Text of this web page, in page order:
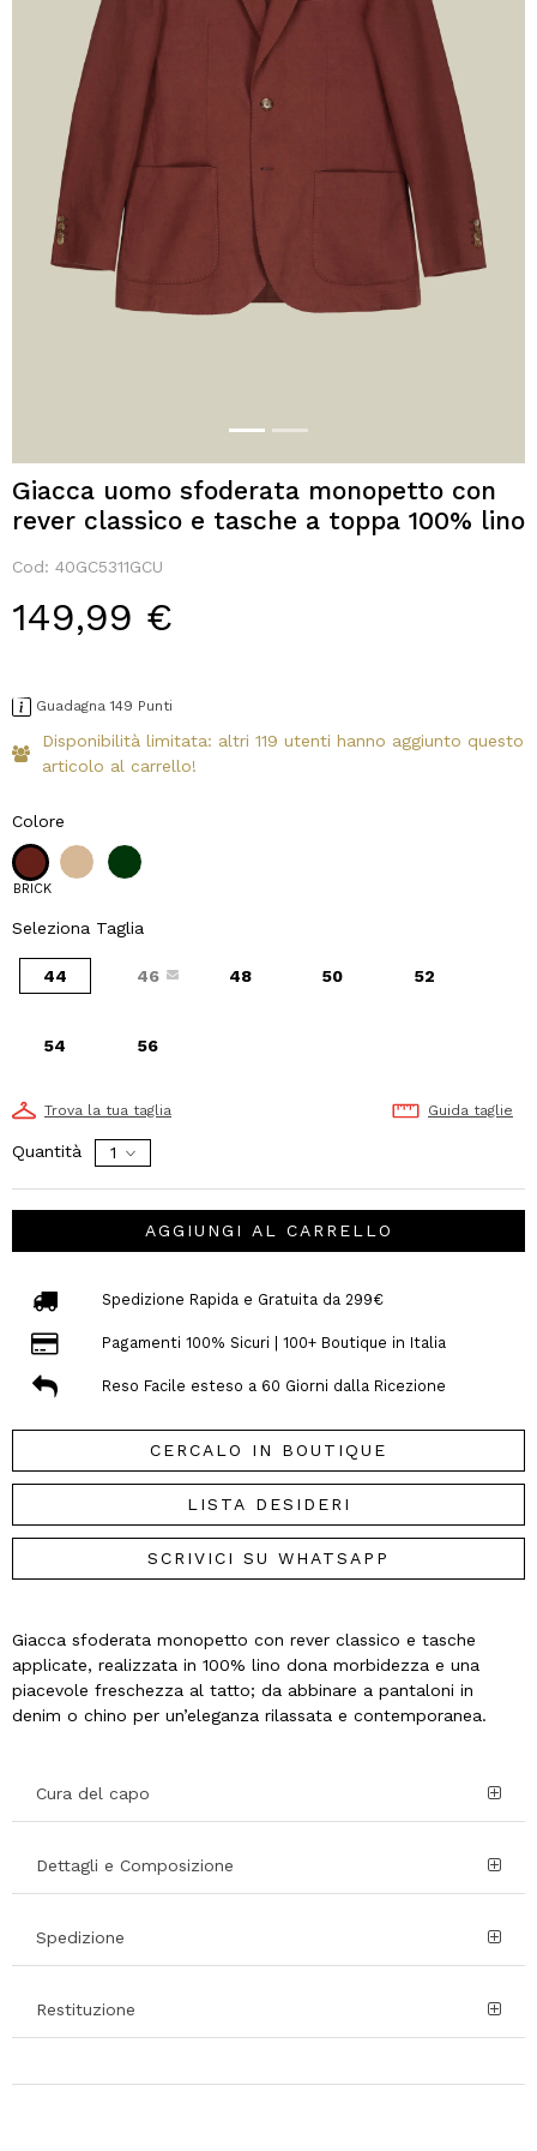
Giacca uomo sfoderata monopetto con
rever classico e tasche a toppa 100% lino
Cod: 40GC5311GCU
149,99 €
Guadagna 149 Punti
Disponibilità limitata: altri 119 utenti hanno aggiunto questo
articolo al carrello!
Colore
BRICK
Seleziona Taglia
44 46 48 50 52
54 56
Trova la tua taglia Guida taglie
Quantità
AGGIUNGI AL CARRELLO
Spedizione Rapida e Gratuita da 299€
Pagamenti 100% Sicuri | 100+ Boutique in Italia
Reso Facile esteso a 60 Giorni dalla Ricezione
CERCALO IN BOUTIQUE
LISTA DESIDERI
SCRIVICI SU WHATSAPP
Giacca sfoderata monopetto con rever classico e tasche
applicate, realizzata in 100% lino dona morbidezza e una
piacevole freschezza al tatto; da abbinare a pantaloni in
denim o chino per un’eleganza rilassata e contemporanea.
Cura del capo
Dettagli e Composizione
Spedizione
Restituzione